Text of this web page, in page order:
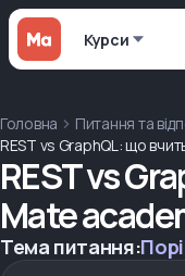
Курси
Головна Питання та
REST vs GraphQL: що
REST vs
Mate
Тема питання: